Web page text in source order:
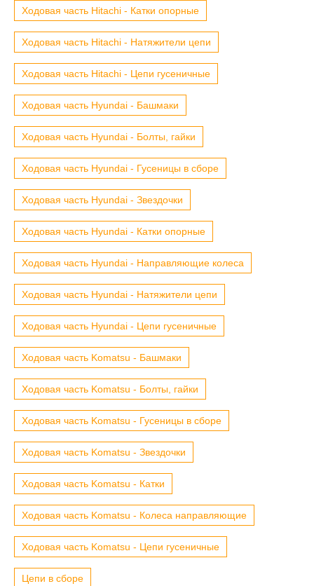
Ходовая часть Hitachi - Катки опорные
Ходовая часть Hitachi - Натяжители цепи
Ходовая часть Hitachi - Цепи гусеничные
Ходовая часть Hyundai - Башмаки
Ходовая часть Hyundai - Болты, гайки
Ходовая часть Hyundai - Гусеницы в сборе
Ходовая часть Hyundai - Звездочки
Ходовая часть Hyundai - Катки опорные
Ходовая часть Hyundai - Направляющие колеса
Ходовая часть Hyundai - Натяжители цепи
Ходовая часть Hyundai - Цепи гусеничные
Ходовая часть Komatsu - Башмаки
Ходовая часть Komatsu - Болты, гайки
Ходовая часть Komatsu - Гусеницы в сборе
Ходовая часть Komatsu - Звездочки
Ходовая часть Komatsu - Катки
Ходовая часть Komatsu - Колеса направляющие
Ходовая часть Komatsu - Цепи гусеничные
Цепи в сборе